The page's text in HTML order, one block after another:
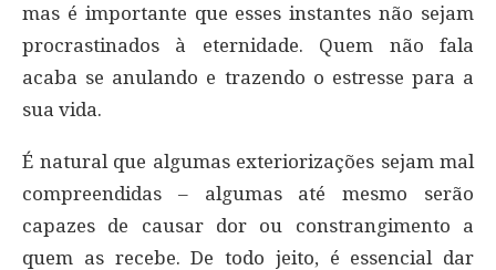
mas é importante que esses instantes não sejam
procrastinados à eternidade. Quem não fala
acaba se anulando e trazendo o estresse para a
sua vida.
É natural que algumas exteriorizações sejam mal
compreendidas – algumas até mesmo serão
capazes de causar dor ou constrangimento a
quem as recebe. De todo jeito, é essencial dar